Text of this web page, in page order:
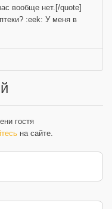
вообще нет.[/quote]
:eek: У меня в
гостя
на сайте.